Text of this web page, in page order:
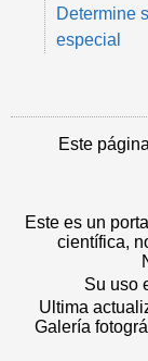
Determine
especial
Este
Este es un
científica,
Su uso
Ultima
Galería